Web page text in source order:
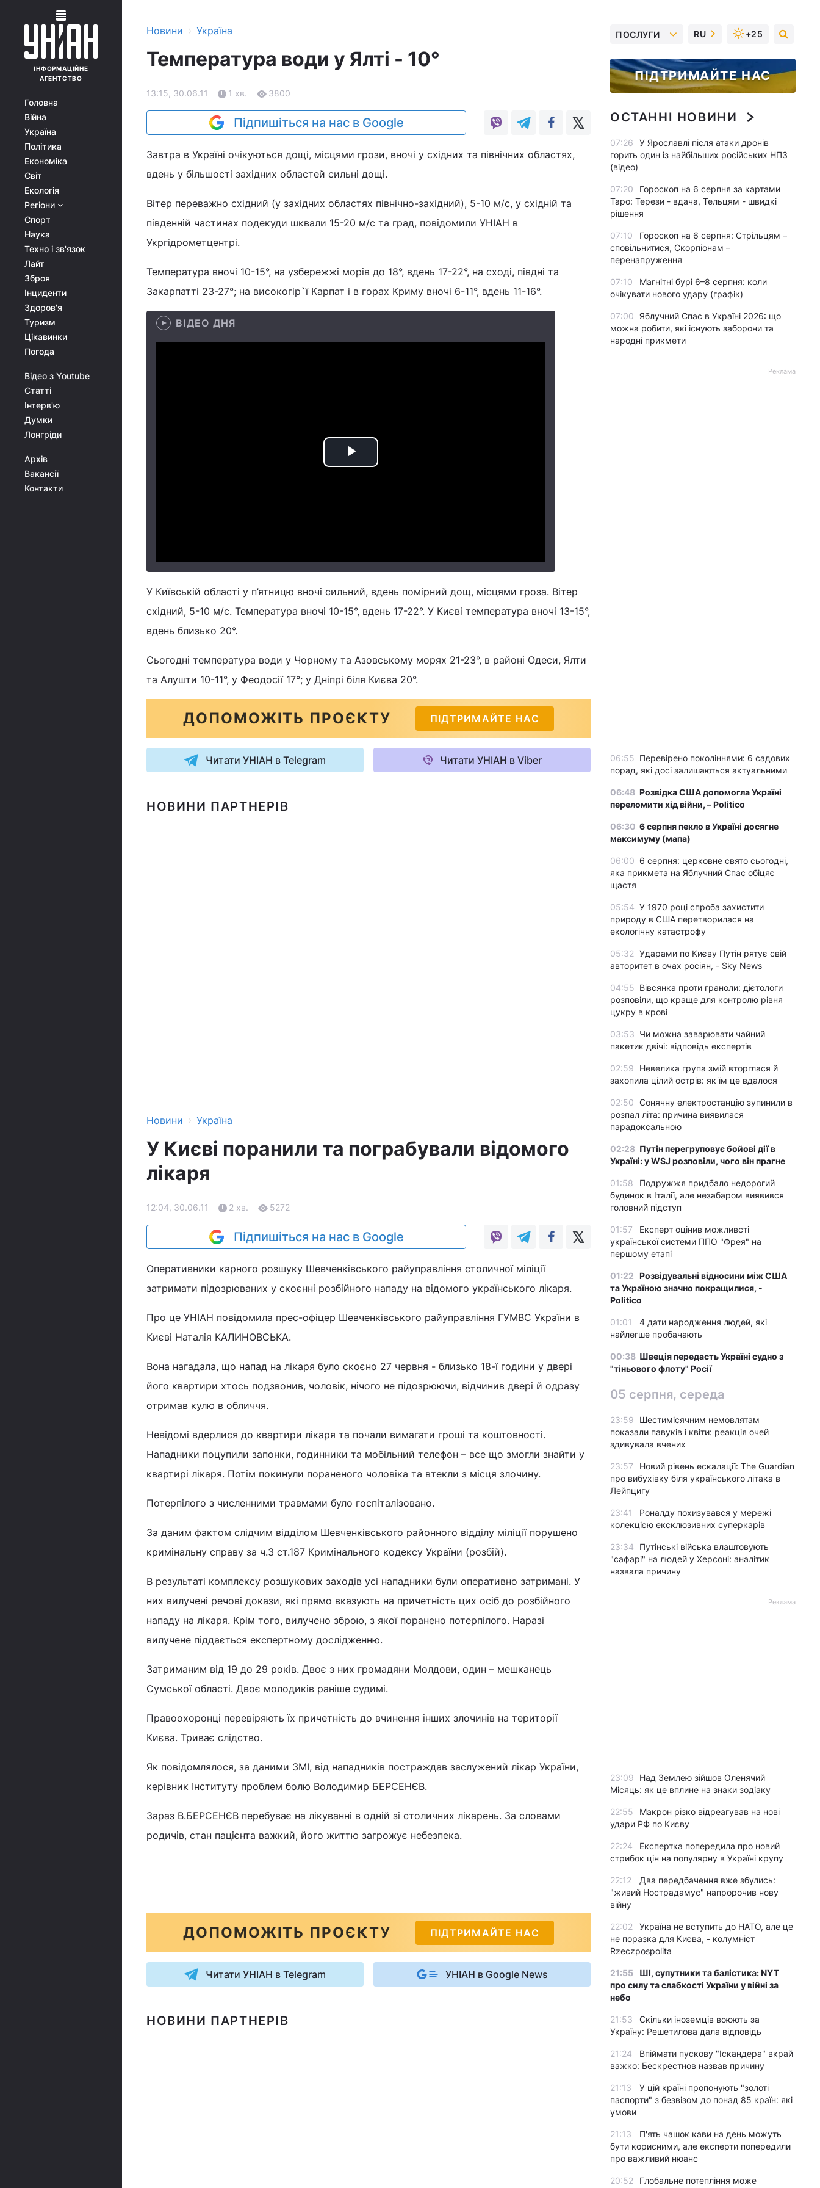
ІНФОРМАЦІЙНЕ
АГЕНТСТВО
Головна
Війна
Україна
Політика
Економіка
Світ
Екологія
Регіони
Спорт
Наука
Техно і зв'язок
Лайт
Зброя
Інциденти
Здоров'я
Туризм
Цікавинки
Погода
Відео з Youtube
Статті
Інтерв'ю
Думки
Лонгріди
Архів
Вакансії
Контакти
Новини › Україна
Температура води у Ялті - 10°
13:15, 30.06.11 1 хв. 3800
Підпишіться на нас в Google
Завтра в Україні очікуються дощі, місцями грози, вночі у східних та північних областях,
вдень у більшості західних областей сильні дощі.
Вітер переважно східний (у західних областях північно-західний), 5-10 м/с, у східній та
південній частинах подекуди шквали 15-20 м/с та град, повідомили УНІАН в
Укргідрометцентрі.
Температура вночі 10-15°, на узбережжі морів до 18°, вдень 17-22°, на сході, півдні та
Закарпатті 23-27°; на високогір`ї Карпат і в горах Криму вночі 6-11°, вдень 11-16°.
ВІДЕО ДНЯ
Play
У Київській області у п’ятницю вночі сильний, вдень помірний дощ, місцями гроза. Вітер
східний, 5-10 м/с. Температура вночі 10-15°, вдень 17-22°. У Києві температура вночі 13-15°,
вдень близько 20°.
Сьогодні температура води у Чорному та Азовському морях 21-23°, в районі Одеси, Ялти
та Алушти 10-11°, у Феодосії 17°; у Дніпрі біля Києва 20°.
ДОПОМОЖІТЬ ПРОЄКТУ ПІДТРИМАЙТЕ НАС
Читати УНІАН в Telegram Читати УНІАН в Viber
НОВИНИ ПАРТНЕРІВ
Новини › Україна
У Києві поранили та пограбували відомого
лікаря
12:04, 30.06.11 2 хв. 5272
Підпишіться на нас в Google
Оперативники карного розшуку Шевченківського райуправління столичної міліції
затримати підозрюваних у скоєнні розбійного нападу на відомого українського лікаря.
Про це УНІАН повідомила прес-офіцер Шевченківського райуправління ГУМВС України в
Києві Наталія КАЛИНОВСЬКА.
Вона нагадала, що напад на лікаря було скоєно 27 червня - близько 18-ї години у двері
його квартири хтось подзвонив, чоловік, нічого не підозрюючи, відчинив двері й одразу
отримав кулю в обличчя.
Невідомі вдерлися до квартири лікаря та почали вимагати гроші та коштовності.
Нападники поцупили запонки, годинники та мобільний телефон – все що змогли знайти у
квартирі лікаря. Потім покинули пораненого чоловіка та втекли з місця злочину.
Потерпілого з численними травмами було госпіталізовано.
За даним фактом слідчим відділом Шевченківського районного відділу міліції порушено
кримінальну справу за ч.3 ст.187 Кримінального кодексу України (розбій).
В результаті комплексу розшукових заходів усі нападники були оперативно затримані. У
них вилучені речові докази, які прямо вказують на причетність цих осіб до розбійного
нападу на лікаря. Крім того, вилучено зброю, з якої поранено потерпілого. Наразі
вилучене піддається експертному дослідженню.
Затриманим від 19 до 29 років. Двоє з них громадяни Молдови, один – мешканець
Сумської області. Двоє молодиків раніше судимі.
Правоохоронці перевіряють їх причетність до вчинення інших злочинів на території
Києва. Триває слідство.
Як повідомлялося, за даними ЗМІ, від нападників постраждав заслужений лікар України,
керівник Інституту проблем болю Володимир БЕРСЕНЄВ.
Зараз В.БЕРСЕНЄВ перебуває на лікуванні в одній зі столичних лікарень. За словами
родичів, стан пацієнта важкий, його життю загрожує небезпека.
ДОПОМОЖІТЬ ПРОЄКТУ ПІДТРИМАЙТЕ НАС
Читати УНІАН в Telegram УНІАН в Google News
НОВИНИ ПАРТНЕРІВ
ПОСЛУГИ RU +25
ПІДТРИМАЙТЕ НАС
ОСТАННІ НОВИНИ
07:26
У Ярославлі після атаки дронів
горить один із найбільших російських НПЗ
(відео)
07:20
Гороскоп на 6 серпня за картами
Таро: Терези - вдача, Тельцям - швидкі
рішення
07:10
Гороскоп на 6 серпня: Стрільцям –
сповільнитися, Скорпіонам –
перенапруження
07:10
Магнітні бурі 6–8 серпня: коли
очікувати нового удару (графік)
07:00 Яблучний Спас в Україні 2026: що
можна робити, які існують заборони та
народні прикмети
Реклама
06:55 Перевірено поколіннями: 6 садових
порад, які досі залишаються актуальними
06:48 Розвідка США допомогла Україні
переломити хід війни, – Politico
06:30 6 серпня пекло в Україні досягне
максимуму (мапа)
06:00 6 серпня: церковне свято сьогодні,
яка прикмета на Яблучний Спас обіцяє
щастя
05:54 У 1970 році спроба захистити
природу в США перетворилася на
екологічну катастрофу
05:32 Ударами по Києву Путін рятує свій
авторитет в очах росіян, - Sky News
04:55 Вівсянка проти граноли: дієтологи
розповіли, що краще для контролю рівня
цукру в крові
03:53 Чи можна заварювати чайний
пакетик двічі: відповідь експертів
02:59
Невелика група змій вторглася й
захопила цілий острів: як їм це вдалося
02:50 Сонячну електростанцію зупинили в
розпал літа: причина виявилася
парадоксальною
02:28 Путін перегруповує бойові дії в
Україні: у WSJ розповіли, чого він прагне
01:58
Подружжя придбало недорогий
будинок в Італії, але незабаром виявився
головний підступ
01:57
Експерт оцінив можливсті
української системи ППО "Фрея" на
першому етапі
01:22 Розвідувальні відносини між США
та Україною значно покращилися, -
Politico
01:01
4 дати народження людей, які
найлегше пробачають
00:38 Швеція передасть Україні судно з
"тіньового флоту" Росії
05 серпня, середа
23:59
Шестимісячним немовлятам
показали павуків і квіти: реакція очей
здивувала вчених
23:57
Новий рівень ескалації: The Guardian
про вибухівку біля українського літака в
Лейпцигу
23:41
Роналду похизувався у мережі
колекцією ексклюзивних суперкарів
23:34
Путінські війська влаштовують
"сафарі" на людей у Херсоні: аналітик
назвала причину
Реклама
23:09
Над Землею зійшов Оленячий
Місяць: як це вплине на знаки зодіаку
22:55
Макрон різко відреагував на нові
удари РФ по Києву
22:24
Експертка попередила про новий
стрибок цін на популярну в Україні крупу
22:12
Два передбачення вже збулись:
"живий Нострадамус" напророчив нову
війну
22:02
Україна не вступить до НАТО, але це
не поразка для Києва, - колумніст
Rzeczpospolita
21:55
ШІ, супутники та балістика: NYT
про силу та слабкості України у війні за
небо
21:53
Скільки іноземців воюють за
Україну: Решетилова дала відповідь
21:24
Впіймати пускову "Іскандера" вкрай
важко: Бескрестнов назвав причину
21:13
У цій країні пропонують "золоті
паспорти" з безвізом до понад 85 країн: які
умови
21:13
П'ять чашок кави на день можуть
бути корисними, але експерти попередили
про важливий нюанс
20:52
Глобальне потепління може